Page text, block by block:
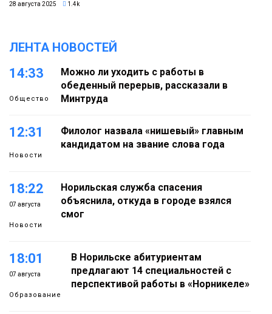
28 августа 2025 1.4k
ЛЕНТА НОВОСТЕЙ
14:33
Общество
Можно ли уходить с работы в
обеденный перерыв, рассказали в
Минтруда
12:31
Новости
Филолог назвала «нишевый» главным
кандидатом на звание слова года
18:22
07 августа
Новости
Норильская служба спасения
объяснила, откуда в городе взялся
смог
18:01
07 августа
Образование
В Норильске абитуриентам
предлагают 14 специальностей с
перспективой работы в «Норникеле»